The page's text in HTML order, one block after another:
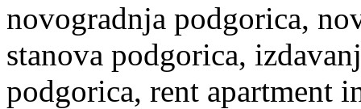
novogradnja podgorica,
stanova podgorica,
podgorica, rent apartment